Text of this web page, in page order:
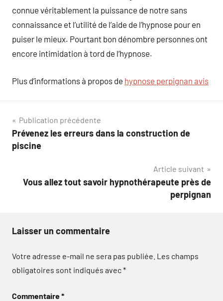
connue véritablement la puissance de notre sans
connaissance et l’utilité de l’aide de l’hypnose pour en
puiser le mieux. Pourtant bon dénombre personnes ont
encore intimidation à tord de l’hypnose.
Plus d’informations à propos de hypnose perpignan avis
Navigation
de
Publication précédente
Prévenez les erreurs dans la construction de
piscine
Article suivant
Vous allez tout savoir hypnothérapeute près de
perpignan
Laisser un commentaire
Votre adresse e-mail ne sera pas publiée. Les champs
obligatoires sont indiqués avec*
Commentaire*